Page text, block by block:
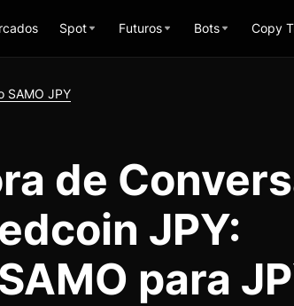
Spot Futuros Bots Copy
SAMO JPY
de
JPY:
para